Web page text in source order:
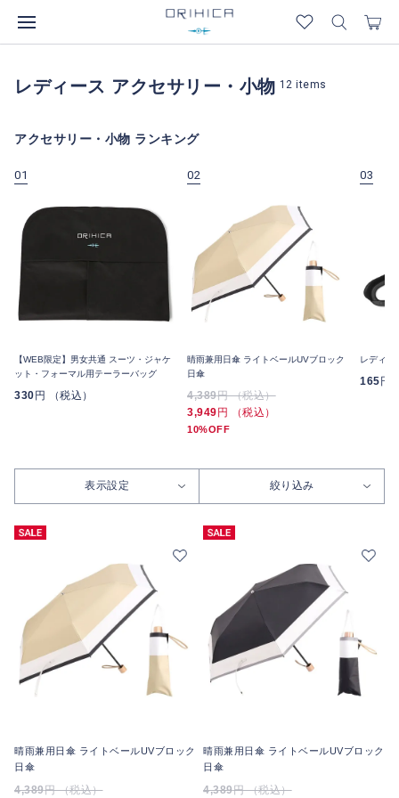
レディース アクセサリー・小物 12 items
アクセサリー・小物 ランキング
01
【WEB限定】男女共通 スーツ・ジャケ
ット・フォーマル用テーラーバッグ
330 円 （税込）
02
晴雨兼用日傘 ライトベールUVブロック
日傘
4,389円 （税込）
3,949 円 （税込）
10%OFF
03
レディス
165 円
表示設定 絞り込み
晴雨兼用日傘 ライトベールUVブロック
日傘
4,389円 （税込）
晴雨兼用日傘 ライトベールUVブロック
日傘
4,389円 （税込）